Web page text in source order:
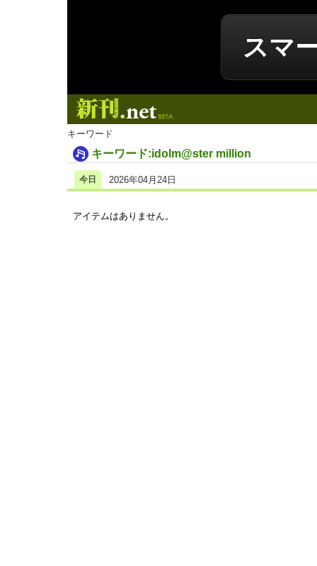
スマ
キーワード
キーワード:idolm@ster million
今日 2026年04月24日
アイテムはありません。